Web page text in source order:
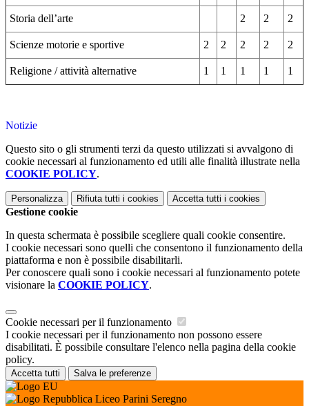
Storia dell’arte 2 2 2
Scienze motorie e sportive 2 2 2 2 2
Religione / attività alternative 1 1 1 1 1
Notizie
Questo sito o gli strumenti terzi da questo utilizzati si avvalgono di
cookie necessari al funzionamento ed utili alle finalità illustrate nella
COOKIE POLICY.
Personalizza Rifiuta tutti i cookies Accetta tutti i cookies
Gestione cookie
In questa schermata è possibile scegliere quali cookie consentire.
I cookie necessari sono quelli che consentono il funzionamento della
piattaforma e non è possibile disabilitarli.
Per conoscere quali sono i cookie necessari al funzionamento potete
visionare la COOKIE POLICY.
Cookie necessari per il funzionamento
I cookie necessari per il funzionamento non possono essere
disabilitati. È possibile consultare l'elenco nella pagina della cookie
policy.
Accetta tutti Salva le preferenze
Liceo Parini Seregno